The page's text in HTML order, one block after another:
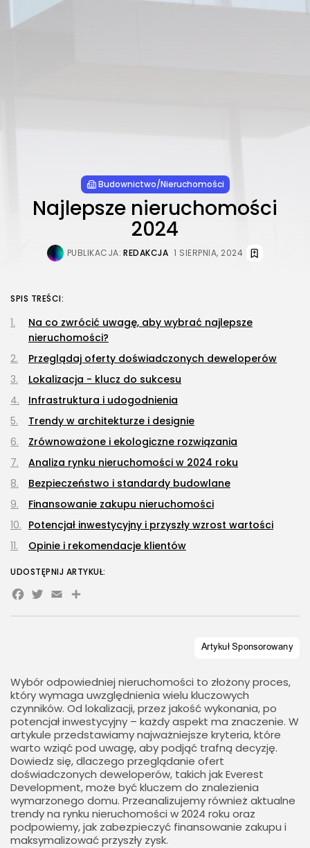
Budownictwo/Nieruchomości
Najlepsze nieruchomości
2024
PUBLIKACJA: REDAKCJA 1 SIERPNIA, 2024
Wybór odpowiedniej nieruchomości to złożony proces,
który wymaga uwzględnienia wielu kluczowych
czynników. Od lokalizacji, przez jakość wykonania, po
potencjał inwestycyjny – każdy aspekt ma znaczenie. W
artykule przedstawiamy najważniejsze kryteria, które
warto wziąć pod uwagę, aby podjąć trafną decyzję.
Dowiedz się, dlaczego przeglądanie ofert
doświadczonych deweloperów, takich jak Everest
Development, może być kluczem do znalezienia
wymarzonego domu. Przeanalizujemy również aktualne
trendy na rynku nieruchomości w 2024 roku oraz
podpowiemy, jak zabezpieczyć finansowanie zakupu i
maksymalizować przyszły zysk.
SPIS TREŚCI:
Na co zwrócić uwagę, aby wybrać najlepsze
nieruchomości?
Przeglądaj oferty doświadczonych deweloperów
Lokalizacja - klucz do sukcesu
Infrastruktura i udogodnienia
Trendy w architekturze i designie
Zrównoważone i ekologiczne rozwiązania
Analiza rynku nieruchomości w 2024 roku
Bezpieczeństwo i standardy budowlane
Finansowanie zakupu nieruchomości
Potencjał inwestycyjny i przyszły wzrost wartości
Opinie i rekomendacje klientów
UDOSTĘPNIJ ARTYKUŁ:
Facebook
Twitter
EmailShare